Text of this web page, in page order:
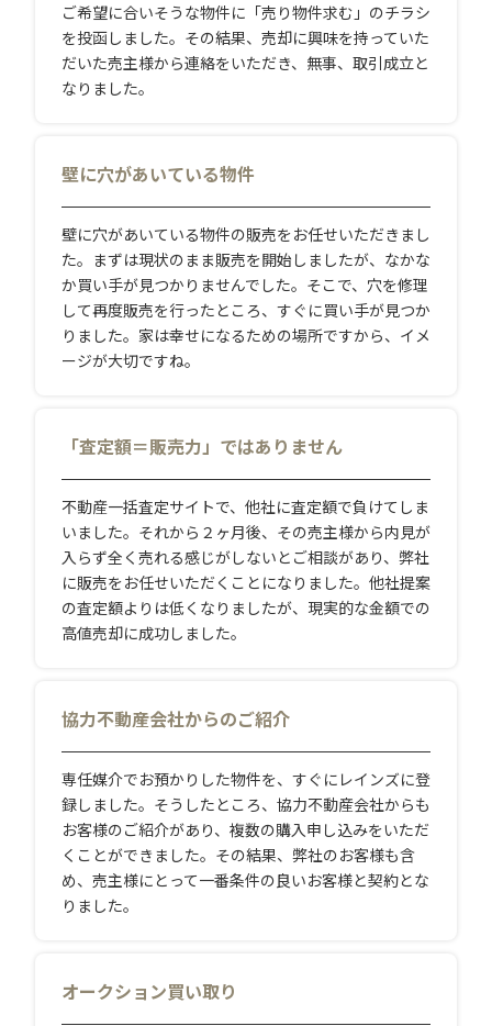
ご希望に合いそうな物件に「売り物件求む」のチラシ
を投函しました。その結果、売却に興味を持っていた
だいた売主様から連絡をいただき、無事、取引成立と
なりました。
壁に穴があいている物件
壁に穴があいている物件の販売をお任せいただきまし
た。まずは現状のまま販売を開始しましたが、なかな
か買い手が見つかりませんでした。そこで、穴を修理
して再度販売を行ったところ、すぐに買い手が見つか
りました。家は幸せになるための場所ですから、イメ
ージが大切ですね。
「査定額＝販売力」ではありません
不動産一括査定サイトで、他社に査定額で負けてしま
いました。それから２ヶ月後、その売主様から内見が
入らず全く売れる感じがしないとご相談があり、弊社
に販売をお任せいただくことになりました。他社提案
の査定額よりは低くなりましたが、現実的な金額での
高値売却に成功しました。
協力不動産会社からのご紹介
専任媒介でお預かりした物件を、すぐにレインズに登
録しました。そうしたところ、協力不動産会社からも
お客様のご紹介があり、複数の購入申し込みをいただ
くことができました。その結果、弊社のお客様も含
め、売主様にとって一番条件の良いお客様と契約とな
りました。
オークション買い取り